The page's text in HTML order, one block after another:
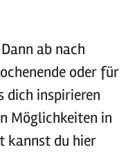
ab nach
oder für
dich inspirieren
Möglichkeiten in
kannst du hier